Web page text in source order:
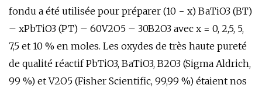
fondu a été utilisée pour préparer (10 − x) BaTiO3 (BT)
– xPbTiO3 (PT) – 60V2O5 – 30B2O3 avec x = 0, 2,5, 5,
7,5 et 10 % en moles. Les oxydes de très haute pureté
de qualité réactif PbTiO3, BaTiO3, B2O3 (Sigma Aldrich,
99 %) et V2O5 (Fisher Scientific, 99,99 %) étaient nos